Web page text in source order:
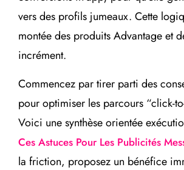
vers des profils jumeaux. Cette
montée des produits Advantage et
incrément.
Commencez par tirer parti des
pour optimiser les parcours “click-
Voici une synthèse orientée
Ces Astuces Pour Les Publicités
la friction, proposez un bénéfice